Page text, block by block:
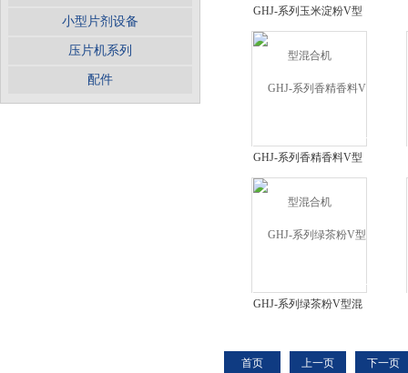
小型片剂设备
压片机系列
配件
GHJ-系列玉米淀粉V型
混合机
GHJ-系列香精香料V型
混合机
GHJ-系列绿茶粉V型混
首页 上一页 下一页